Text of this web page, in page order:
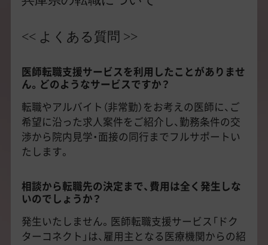
<< よくある質問 >>
医師転職支援サービスを利用したことがありませ
ん。どのようなサービスですか？
転職やアルバイト（非常勤）をお考えの医師に、ご
希望に沿った求人案件をご紹介し、勤務条件の交
渉から院内見学・面接の同行までフルサポートい
たします。
相談から転職先の決定まで、費用は全く発生しな
いのでしょうか？
発生いたしません。医師転職支援サービス「ドク
ターコネクト」は、雇用主となる医療機関からの紹